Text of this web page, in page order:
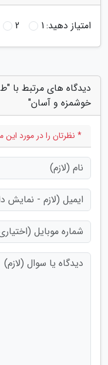
امتیاز دهید:1
2
دیدگاه های مرتبط با
خوشمزه و آسان"
* نظرتان را در مورد این